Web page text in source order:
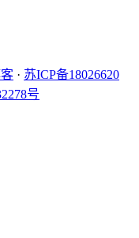
· 苏ICP备18026620
号